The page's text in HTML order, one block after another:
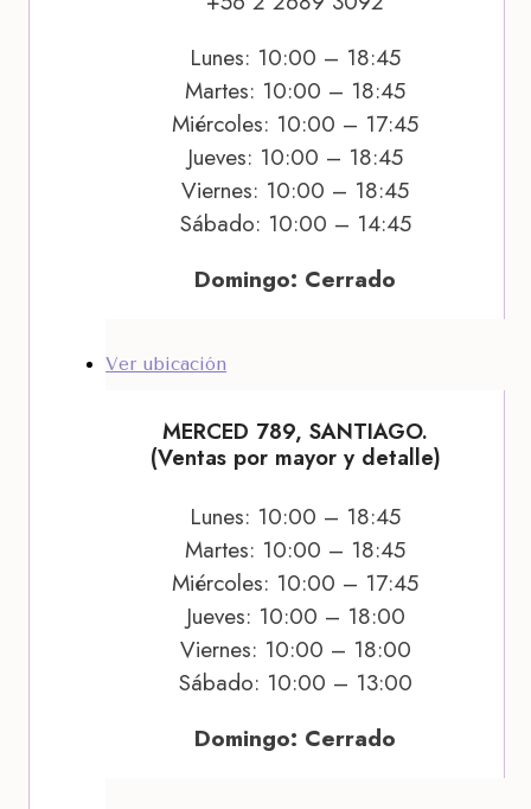
Lunes: 10:00 – 18:45
Martes: 10:00 – 18:45
Miércoles: 10:00 – 17:45
Jueves: 10:00 – 18:45
Viernes: 10:00 – 18:45
Sábado: 10:00 – 14:45
Domingo: Cerrado
Ver ubicación
MERCED 789, SANTIAGO.
(Ventas por mayor y detalle)
Lunes: 10:00 – 18:45
Martes: 10:00 – 18:45
Miércoles: 10:00 – 17:45
Jueves: 10:00 – 18:00
Viernes: 10:00 – 18:00
Sábado: 10:00 – 13:00
Domingo: Cerrado